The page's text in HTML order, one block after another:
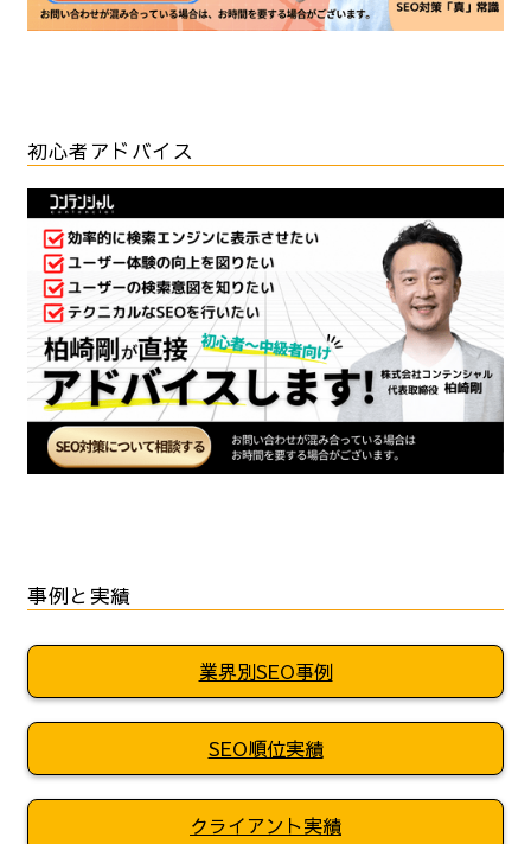
初心者アドバイス
事例と実績
業界別SEO事例
SEO順位実績
クライアント実績